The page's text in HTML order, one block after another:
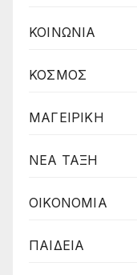
ΚΟΙΝΩΝΙΑ
ΚΟΣΜΟΣ
ΜΑΓΕΙΡΙΚΗ
ΝΕΑ ΤΑΞΗ
ΟΙΚΟΝΟΜΙΑ
ΠΑΙΔΕΙΑ